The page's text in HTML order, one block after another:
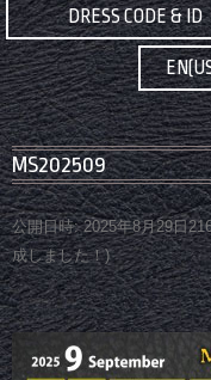
DRESS CODE & ID
MS202509
公開日時: 2025年8月29日
成しました！)